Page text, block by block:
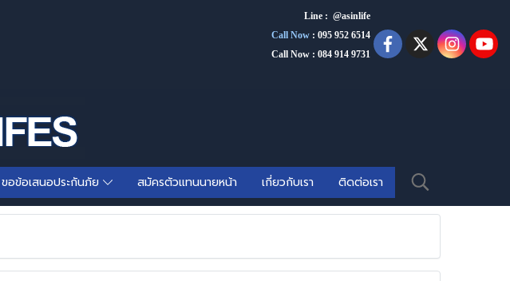
Line : @asinlife
Call Now : 095 952 6514
Call Now : 084 914 9731
ขอข้อเสนอประกันภัย สมัครตัวแทนนายหน้า เกี่ยวกับเรา ติดต่อเรา